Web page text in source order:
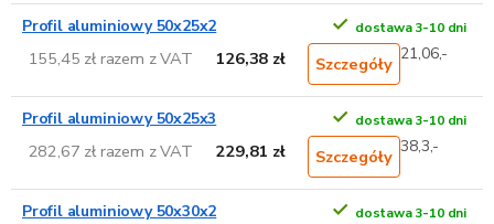
Profil aluminiowy 50x25x2 dostawa 3-10 dni
155,45 zł razem z VAT 126,38 zł Szczegóły 21,06,-
Profil aluminiowy 50x25x3 dostawa 3-10 dni
282,67 zł razem z VAT 229,81 zł Szczegóły 38,3,-
Profil aluminiowy 50x30x2 dostawa 3-10 dni